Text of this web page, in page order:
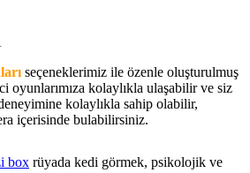
seçeneklerimiz ile özenle oluşturulmuş
oyunlarımıza kolaylıkla ulaşabilir ve siz
kolaylıkla sahip olabilir,
içerisinde bulabilirsiniz.
box rüyada kedi görmek​, psikolojik ve